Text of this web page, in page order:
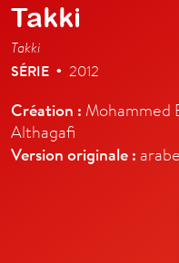
Takki
Takki
SÉRIE • 2012
Création : Mohammed
Althagafi
Version originale : arabe